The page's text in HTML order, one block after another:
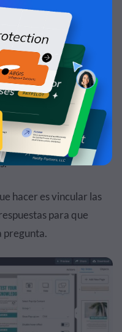
de su libro digital, crea
al público a
la información
puede configurar un
sus preguntas
en las preguntas para
hacer es vincular las
para que
pregunta.